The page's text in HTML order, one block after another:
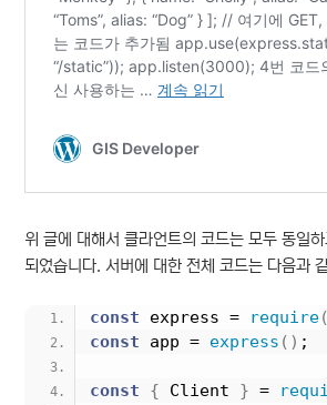
위 글에 대해서 클라언트의 코드는 모두 동일
되었습니다. 서버에 대한 전체 코드는 다음과
const express = require(
const app = express ( ) ;
const { Client } =